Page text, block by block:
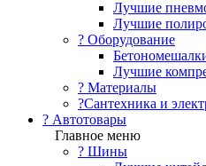
Лучшие
Лучшие
?️ Оборудование
Лучшие
? Материалы
?Сантехника и
? Автотовары
Главное меню
? Шины